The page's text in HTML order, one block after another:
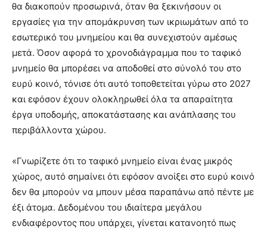
θα διακοπούν προσωρινά, όταν θα ξεκινήσουν οι
εργασίες για την απομάκρυνση των ικριωμάτων από το
εσωτερικό του μνημείου και θα συνεχιστούν αμέσως
μετά. Όσον αφορά το χρονοδιάγραμμα που το ταφικό
μνημείο θα μπορέσει να αποδοθεί στο σύνολό του στο
ευρύ κοινό, τόνισε ότι αυτό τοποθετείται γύρω στο 2027
και εφόσον έχουν ολοκληρωθεί όλα τα απαραίτητα
έργα υποδομής, αποκατάστασης και ανάπλασης του
περιβάλλοντα χώρου.
«Γνωρίζετε ότι το ταφικό μνημείο είναι ένας μικρός
χώρος, αυτό σημαίνει ότι εφόσον ανοίξει στο ευρύ κοινό
δεν θα μπορούν να μπουν μέσα παραπάνω από πέντε με
έξι άτομα. Δεδομένου του ιδιαίτερα μεγάλου
ενδιαφέροντος που υπάρχει, γίνεται κατανοητό πως